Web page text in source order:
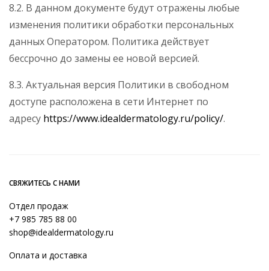
8.2. В данном документе будут отражены любые
изменения политики обработки персональных
данных Оператором. Политика действует
бессрочно до замены ее новой версией.
8.3. Актуальная версия Политики в свободном
доступе расположена в сети Интернет по
адресу https://www.idealdermatology.ru/policy/.
СВЯЖИТЕСЬ С НАМИ
Отдел продаж
+7 985 785 88 00
shop@idealdermatology.ru
Оплата и доставка